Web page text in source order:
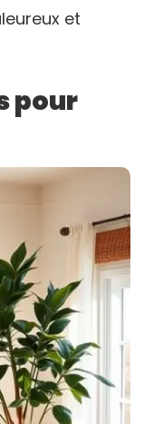
et
pour